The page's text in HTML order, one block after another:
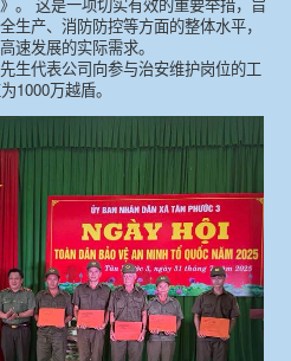
生产、消防防控等方面的整体水平，
速发展的实际需求。
生代表公司向参与治安维护岗位的工
1000万越盾。